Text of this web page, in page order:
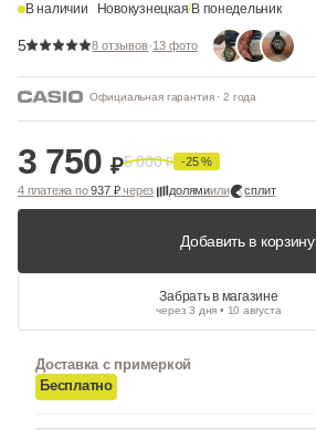
В наличии Новокузнецкая/В понедельник
5 8 отзывов·13 фото
Официальная гарантия · 2 года
3 750 ₽5 000₽ -25 %
4 платежа по937 ₽через долямиили сплит
Добавить в корзину
Забрать в магазине
через 3 дня • 10 августа
Доставка с примеркой
Бесплатно